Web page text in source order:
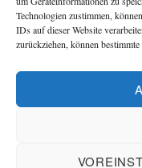
Technologien zustimmen,
IDs auf dieser Website
zurückziehen, können
Kontakt
Impressum
Veranstaltungen
Marinekameradschaft